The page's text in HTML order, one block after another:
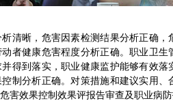
清晰，危害因素检测结果分析正确
者健康危害程度分析正确。职业卫
得到落实，职业健康监护能够有效
制分析正确。对策措施和建议实用
害效果控制效果评报告审查及职业病